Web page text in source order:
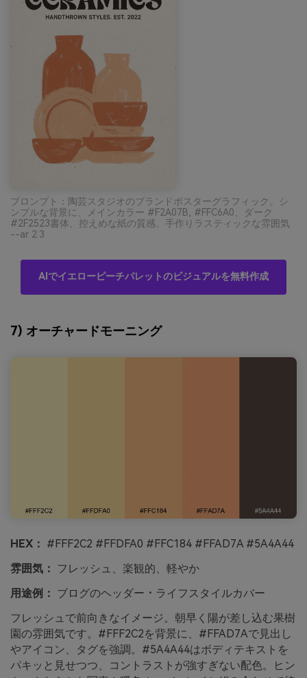
プロンプト：陶芸スタジオのブランドポスターグラフィック。シ
ンプルな背景に、メインカラー #F2A07B, #FFC6A0、ダーク
#2F2523書体、控えめな紙の質感、手作りラスティックな雰囲気
--ar 2:3
AIでイエローピーチパレットのビジュアルを無料作成
7) オーチャードモーニング
HEX： #FFF2C2 #FFDFA0 #FFC184 #FFAD7A #5A4A44
雰囲気：
フレッシュ、楽観的、軽やか
用途例： ブログのヘッダー・ライフスタイルカバー
フレッシュで前向きなイメージ。朝早く陽が差し込む果樹
園の雰囲気です。#FFF2C2を背景に、#FFAD7Aで見出し
やアイコン、タグを強調。#5A4A44はボディテキストを
パキッと見せつつ、コントラストが強すぎない配色。ヒン